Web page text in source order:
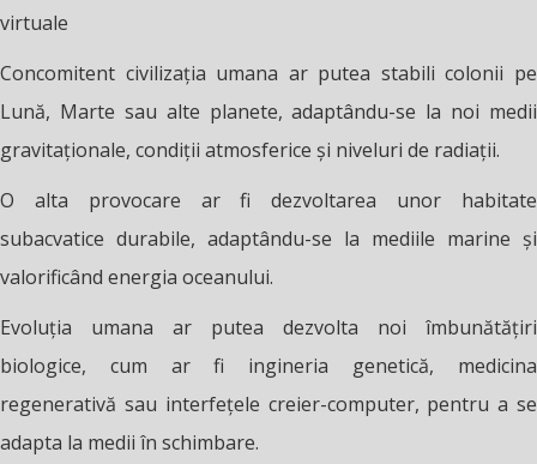
virtuale
Concomitent civilizația umana ar putea stabili colonii pe
Lună, Marte sau alte planete, adaptându-se la noi medii
gravitaționale, condiții atmosferice și niveluri de radiații.
O alta provocare ar fi dezvoltarea unor habitate
subacvatice durabile, adaptându-se la mediile marine și
valorificând energia oceanului.
Evoluția umana ar putea dezvolta noi îmbunătățiri
biologice, cum ar fi ingineria genetică, medicina
regenerativă sau interfețele creier-computer, pentru a se
adapta la medii în schimbare.